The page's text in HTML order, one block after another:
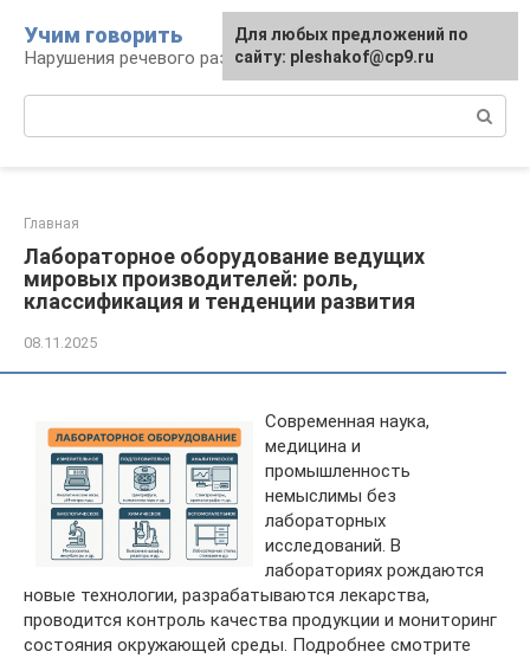
контенту
Учим говорить
Нарушения речевого развития
Главная
Лабораторное оборудование ведущих
мировых производителей: роль,
классификация и тенденции развития
08.11.2025
Современная наука,
медицина и
промышленность
немыслимы без
лабораторных
исследований. В
лабораториях рождаются
новые технологии, разрабатываются лекарства,
проводится контроль качества продукции и мониторинг
состояния окружающей среды. Подробнее смотрите
Для любых предложений по
сайту: pleshakof@cp9.ru